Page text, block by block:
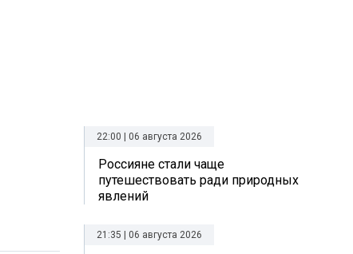
22:00 | 06 августа 2026
Россияне стали чаще
путешествовать ради природных
явлений
21:35 | 06 августа 2026